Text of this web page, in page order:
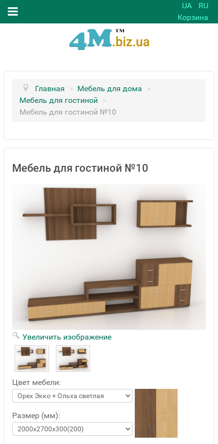
UA
RU
Корзина
Главная > Мебель для дома >
Мебель для гостиной >
Мебель для гостиной №10
Мебель для гостиной №10
Увеличить изображение
Цвет мебели:
Размер (мм):